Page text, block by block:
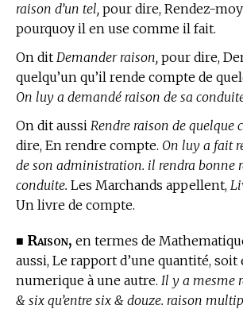
raison d’un tel, pour dire, Rendez-
pourquoy il en use comme il fait.
On dit Demander raison, pour dire,
quelqu’un qu’il rende compte de
On luy a demandé raison de sa
On dit aussi Rendre raison de quelque
dire, En rendre compte. On luy a fait
de son administration. il rendra bonne
conduite. Les Marchands appellent,
Un livre de compte.
■ Raison, en termes de
aussi, Le rapport d’une quantité, soit
numerique à une autre. Il y a mesme
& six qu’entre six & douze. raison